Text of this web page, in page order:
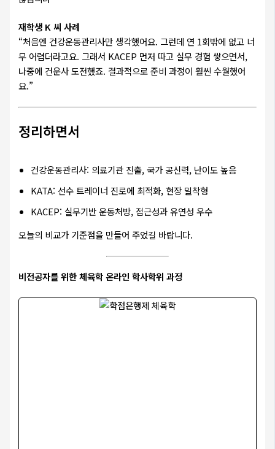
재학생 K 씨 사례
“처음엔 건강운동관리사만 생각했어요. 그런데 연 1회밖에 없고 너
무 어렵더라고요. 그래서 KACEP 먼저 따고 실무 경험 쌓으면서,
나중에 건운사 도전했죠. 결과적으로 준비 과정이 훨씬 수월했어
요.”
정리하면서
건강운동관리사: 의료기관 진출, 국가 공신력, 난이도 높음
KATA: 선수 트레이너 진로에 최적화, 현장 밀착형
KACEP: 실무기반 운동처방, 접근성과 유연성 우수
오늘의 비교가 기준점을 만들어 주었길 바랍니다.
비전공자를 위한 체육학 온라인 학사학위 과정